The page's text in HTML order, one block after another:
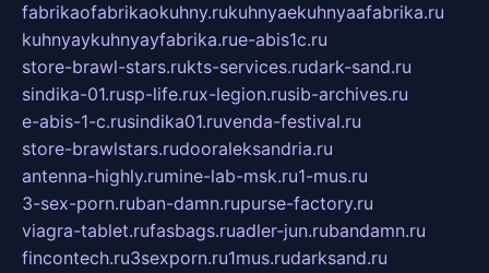
fabrikaofabrikaokuhny.rukuhnyaekuhnyaafabrika.ru
kuhnyaykuhnyayfabrika.rue-abis1c.ru
store-brawl-stars.rukts-services.rudark-sand.ru
sindika-01.rusp-life.rux-legion.rusib-archives.ru
e-abis-1-c.rusindika01.ruvenda-festival.ru
store-brawlstars.rudooraleksandria.ru
antenna-highly.rumine-lab-msk.ru1-mus.ru
3-sex-porn.ruban-damn.rupurse-factory.ru
viagra-tablet.rufasbags.ruadler-jun.rubandamn.ru
fincontech.ru3sexporn.ru1mus.rudarksand.ru